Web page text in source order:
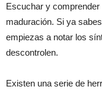
Escuchar y
maduración. Si ya sabes
empiezas a notar los
descontrolen.
Existen una serie de